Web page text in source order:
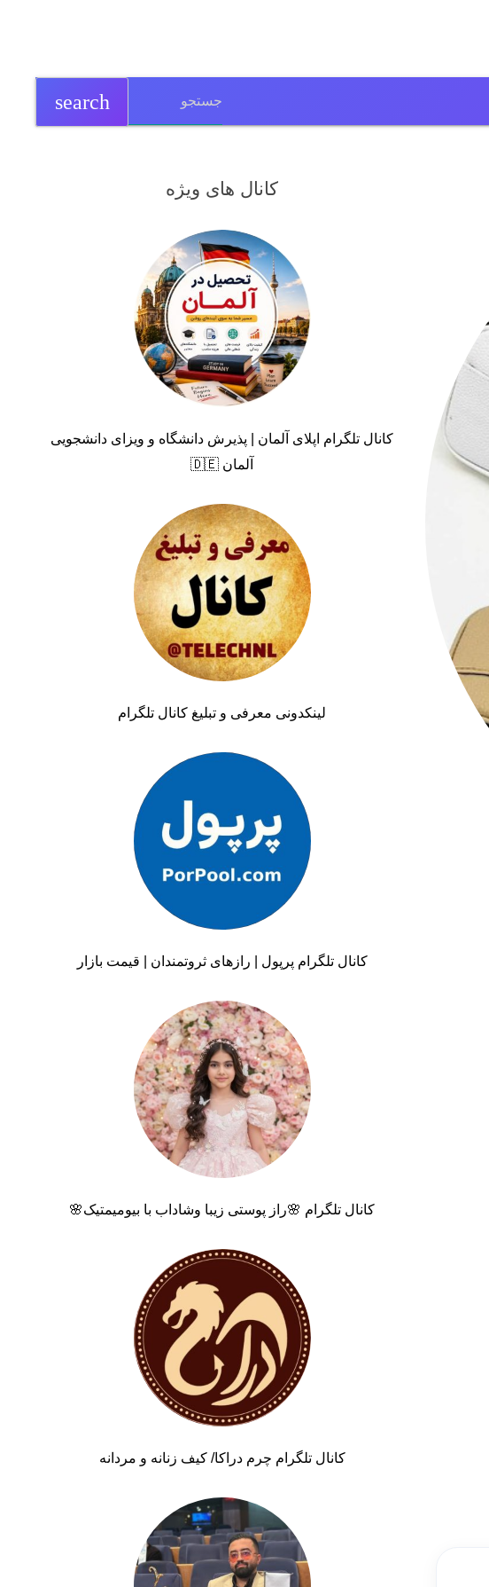
search
کانال های ویژه
کانال تلگرام اپلای آلمان | پذیرش دانشگاه و ویزای دانشجویی
آلمان 🇩🇪
لینکدونی معرفی و تبلیغ کانال تلگرام
کانال تلگرام پرپول | رازهای ثروتمندان | قیمت بازار
کانال تلگرام 🌸راز پوستی زیبا وشاداب با بیومیمتیک🌸
کانال تلگرام چرم دراکا/ کیف زنانه و مردانه